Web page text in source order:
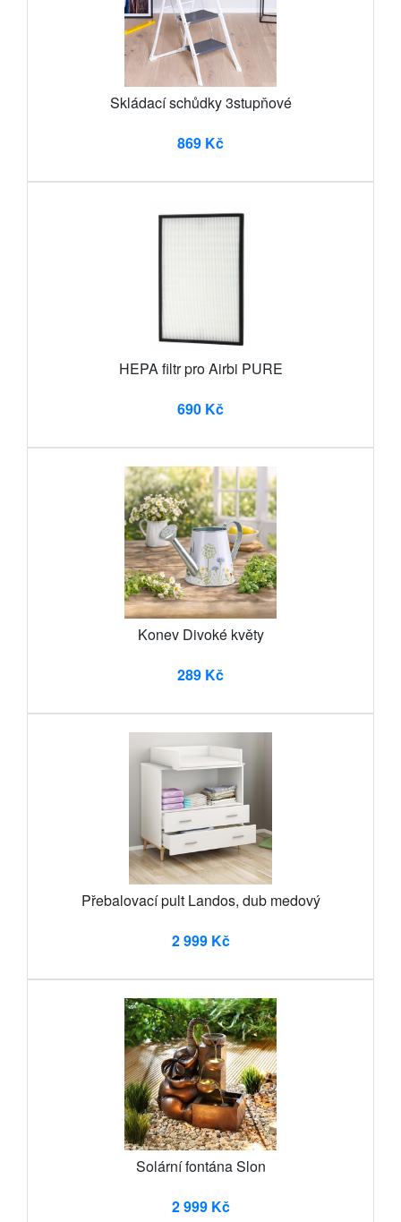
Skládací schůdky 3stupňové
869 Kč
HEPA filtr pro Airbi PURE
690 Kč
Konev Divoké květy
289 Kč
Přebalovací pult Landos, dub medový
2 999 Kč
Solární fontána Slon
2 999 Kč